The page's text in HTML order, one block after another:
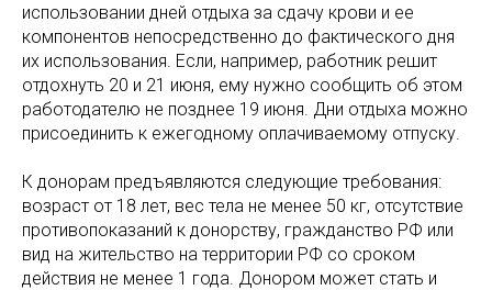
использовании дней отдыха за сдачу крови и ее
компонентов непосредственно до фактического дня
их использования. Если, например, работник решит
отдохнуть 20 и 21 июня, ему нужно сообщить об этом
работодателю не позднее 19 июня. Дни отдыха можно
присоединить к ежегодному оплачиваемому отпуску.
К донорам предъявляются следующие требования:
возраст от 18 лет, вес тела не менее 50 кг, отсутствие
противопоказаний к донорству, гражданство РФ или
вид на жительство на территории РФ со сроком
действия не менее 1 года. Донором может стать и